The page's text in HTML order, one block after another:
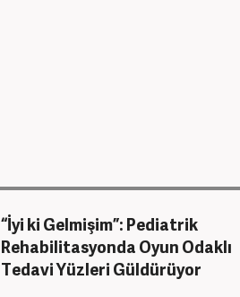
“İyi ki Gelmişim”: Pediatrik
Rehabilitasyonda Oyun Odaklı
Tedavi Yüzleri Güldürüyor